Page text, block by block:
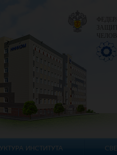
ИНСТИТУТА